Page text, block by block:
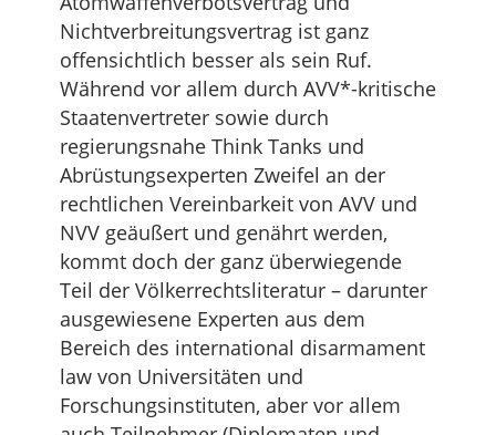
Nichtverbreitungsvertrag ist ganz
offensichtlich besser als sein Ruf.
Während vor allem durch AVV*-kritische
Staatenvertreter sowie durch
regierungsnahe Think Tanks und
Abrüstungsexperten Zweifel an der
rechtlichen Vereinbarkeit von AVV und
NVV geäußert und genährt werden,
kommt doch der ganz überwiegende
Teil der Völkerrechtsliteratur – darunter
ausgewiesene Experten aus dem
Bereich des international disarmament
law von Universitäten und
Forschungsinstituten, aber vor allem